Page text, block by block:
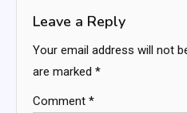
Leave a Reply
Your email address will not
are marked *
Comment *